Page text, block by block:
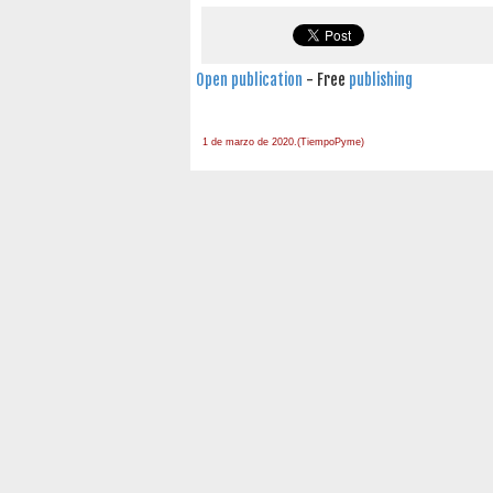
Open publication - Free publishing
1 de marzo de 2020.(TiempoPyme)